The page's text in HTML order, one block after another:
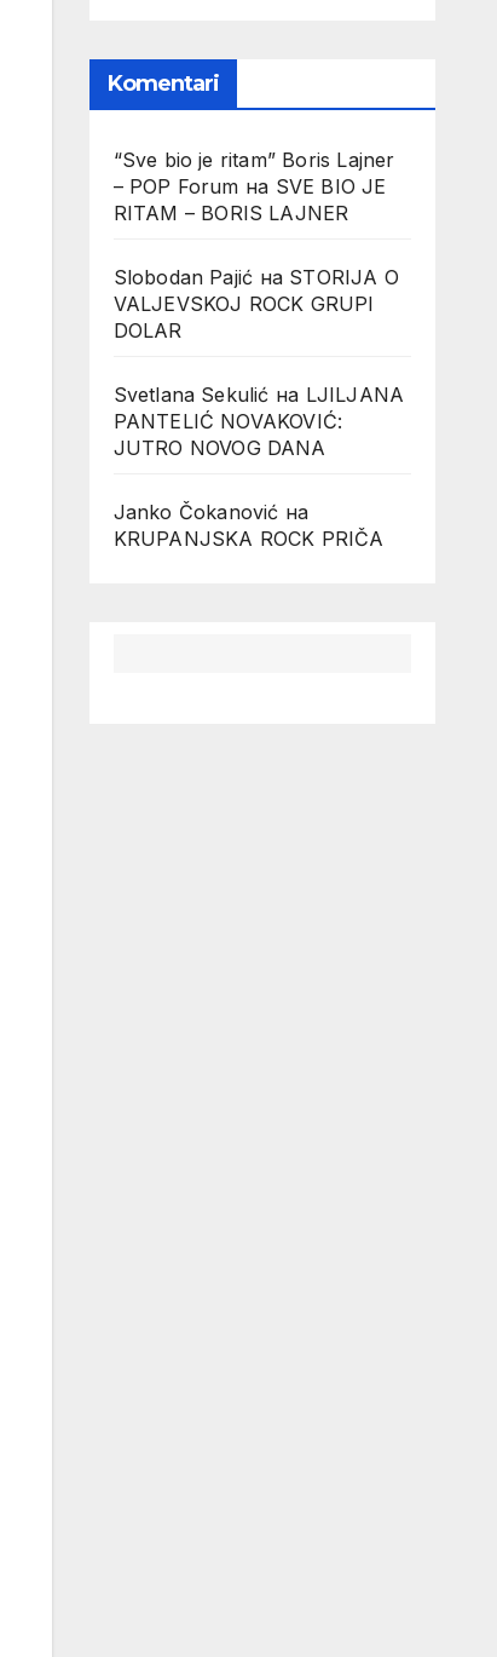
Komentari
“Sve bio je ritam” Boris Lajner
– POP Forum на SVE BIO JE
RITAM – BORIS LAJNER
Slobodan Pajić на STORIJA O
VALJEVSKOJ ROCK GRUPI
DOLAR
Svetlana Sekulić на LJILJANA
PANTELIĆ NOVAKOVIĆ:
JUTRO NOVOG DANA
Janko Čokanović на
KRUPANJSKA ROCK PRIČA